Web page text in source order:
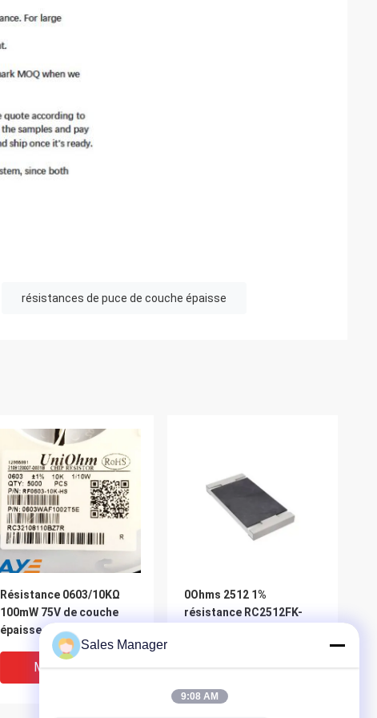
résistances de puce de couche épaisse
Résistance 0603/10KΩ
100mW 75V de couche
épaisse de
603WAF1002T5E SMD
Meilleur Prix
0Ohms 2512 1%
résistance RC2512FK-
Meilleur Prix
Sales Manager
9:08 AM